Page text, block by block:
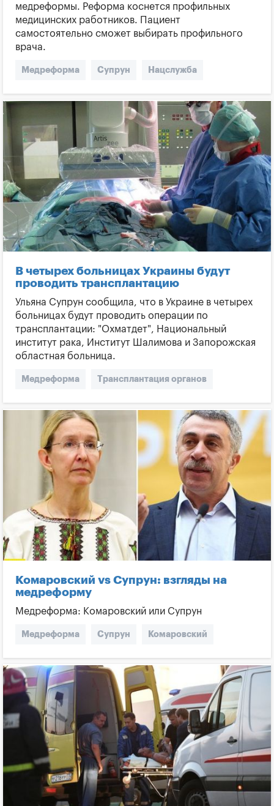
медреформы. Реформа коснется профильных
медицинских работников. Пациент
самостоятельно сможет выбирать профильного
врача.
Медреформа Супрун Нацслужба
В четырех больницах Украины будут
проводить трансплантацию
Ульяна Супрун сообщила, что в Украине в четырех
больницах будут проводить операции по
трансплантации: "Охматдет", Национальный
институт рака, Институт Шалимова и Запорожская
областная больница.
Медреформа Трансплантация органов
Супрун
Комаровский vs Супрун: взгляды на
медреформу
Медреформа: Комаровский или Супрун
Медреформа Супрун Комаровский